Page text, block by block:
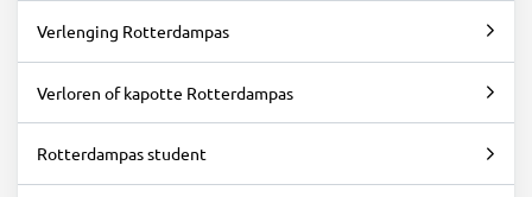
Verlenging Rotterdampas
Verloren of kapotte Rotterdampas
Rotterdampas student